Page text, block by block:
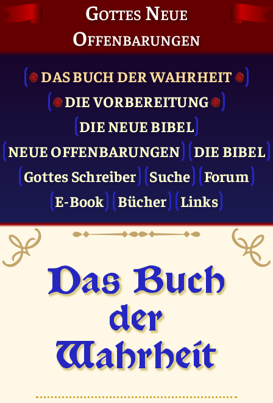
Gottes Neue
Offenbarungen
DAS BUCH DER WAHRHEIT
DIE VOR­BEREITUNG
DIE NEUE BIBEL
NEUE OFFENBARUNGEN
DIE BIBEL
Gottes Schreiber
Suche
Forum
E-Book
Bücher Links
Das Buch
der
Wahrheit